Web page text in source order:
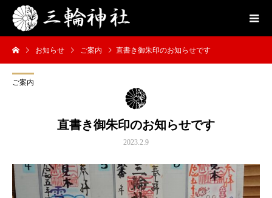
お知らせ ご案内 直書き御朱印のお知らせです
ご案内
直書き御朱印のお知らせです
2023.2.9